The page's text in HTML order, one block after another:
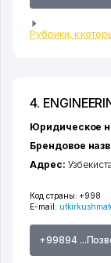
Рубрики, к
4.
Код страны: +998
E-mail:
+99894
Юридическое
Брендовое
Адрес: